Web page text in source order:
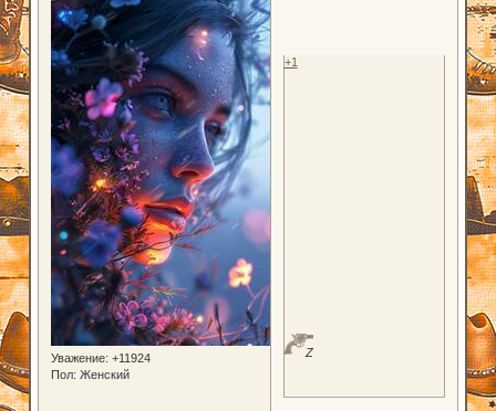
Уважение: +11924
Пол: Женский
Z
+1